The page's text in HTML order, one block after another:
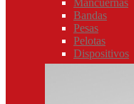
Mancuernas
Bandas
Pesas
Pelotas
Dispositivos